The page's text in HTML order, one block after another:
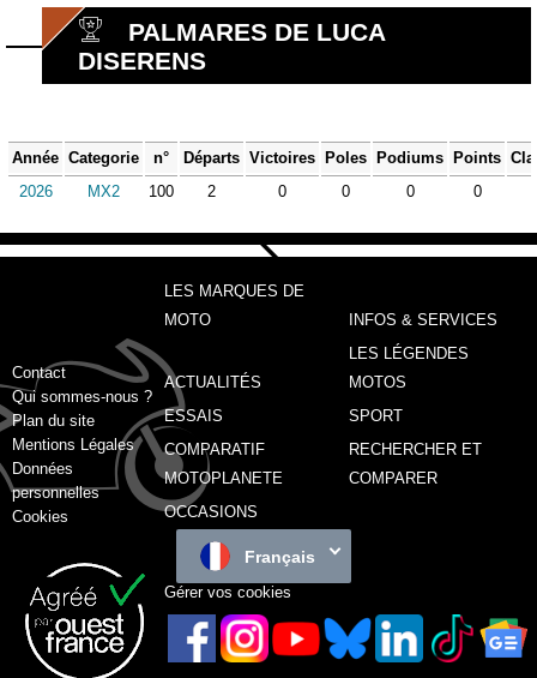
PALMARES DE LUCA
DISERENS
Année Categorie n° Départs Victoires Poles Podiums Points
2026
MX2 100 2 0 0 0 0
Contact
Qui sommes-nous ?
Plan du site
Mentions Légales
Données
personnelles
Cookies
LES MARQUES DE
MOTO
INFOS & SERVICES
ACTUALITÉS
LES LÉGENDES
MOTOS
ESSAIS
SPORT
COMPARATIF
MOTOPLANETE
RECHERCHER ET
COMPARER
OCCASIONS
Français
Gérer vos cookies